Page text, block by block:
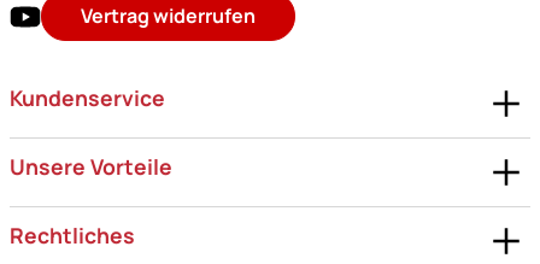
Vertrag widerrufen
Kundenservice
Unsere Vorteile
Rechtliches